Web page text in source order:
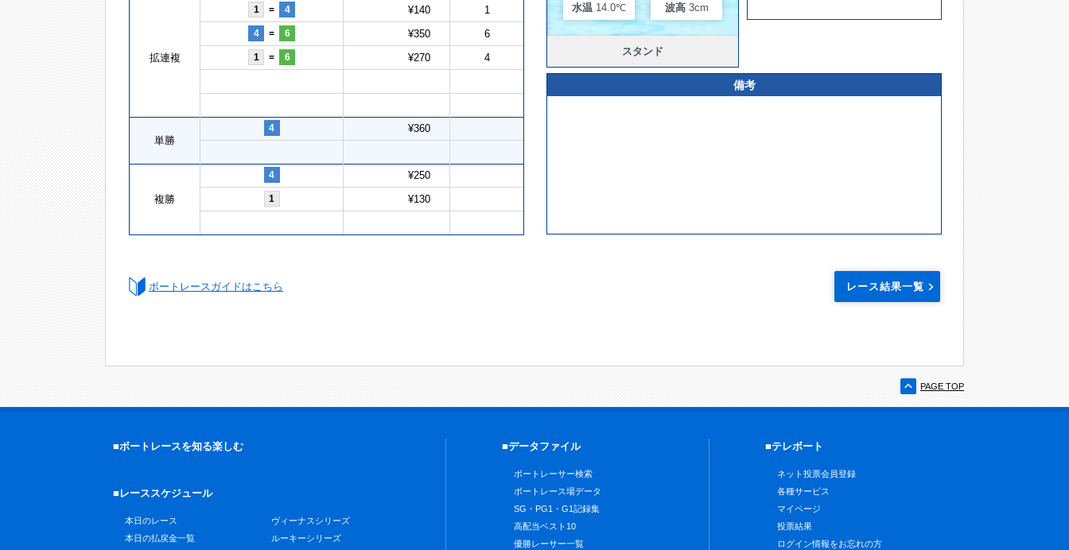
拡連複
1 = 4 ¥140 1
4 = 6 ¥350 6
1 = 6 ¥270 4
単勝
4 ¥360
複勝
4 ¥250
1 ¥130
水温 14.0℃ 波高 3cm
スタンド
備考
ボートレースガイドはこちら レース結果一覧
PAGE TOP
■ボートレースを知る楽しむ
■レーススケジュール
本日のレース
本日の払戻金一覧
ヴィーナスシリーズ
ルーキーシリーズ
■データファイル
ボートレーサー検索
ボートレース場データ
SG・PG1・G1記録集
高配当ベスト10
優勝レーサー一覧
■テレボート
ネット投票会員登録
各種サービス
マイページ
投票結果
ログイン情報をお忘れの方